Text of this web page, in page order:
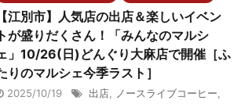
【江別市】人気店の出店＆楽しいイベン
トが盛りだくさん！「みんなのマルシ
」10/26(日)どんぐり大麻店で開催［ふ
りのマルシェ今季ラスト］
2025/10/19 出店, ノースライブコーヒー,